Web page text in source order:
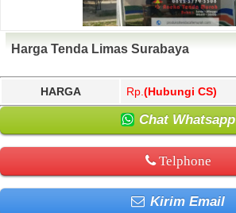
Harga Tenda Limas Surabaya
HARGA Rp. (Hubungi CS)
Chat Whatsapp
Telphone
Kirim Email